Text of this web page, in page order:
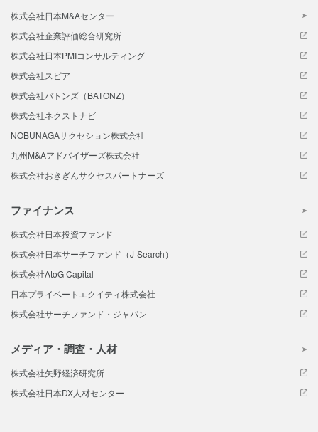
株式会社日本M&Aセンター
株式会社企業評価総合研究所
株式会社日本PMIコンサルティング
株式会社スピア
株式会社バトンズ（BATONZ）
株式会社ネクストナビ
NOBUNAGAサクセション株式会社
九州M&Aアドバイザーズ株式会社
株式会社おきぎんサクセスパートナーズ
ファイナンス
株式会社日本投資ファンド
株式会社日本サーチファンド（J-Search）
株式会社AtoG Capital
日本プライベートエクイティ株式会社
株式会社サーチファンド・ジャパン
メディア・調査・人材
株式会社矢野経済研究所
株式会社日本DX人材センター